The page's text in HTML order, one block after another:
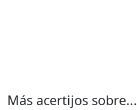
Más acertijos sobre...